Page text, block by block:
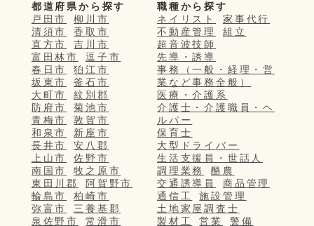
都道府県から探す
戸田市
柳川市
清須市
香取市
直方市
吉川市
富田林市
逗子市
春日市
狛江市
坂東市
釜石市
大町市
紋別郡
防府市
菊池市
青梅市
敦賀市
和泉市
新座市
長井市
安八郡
上山市
佐野市
南国市
牧之原市
東田川郡
阿賀野市
輪島市
柏崎市
弥富市
三養基郡
泉佐野市
常滑市
職種から探す
ネイリスト
家事代行
不動産管理
組立
超音波技師
先導・誘導
事務（一般・経理・営
業など事務全般）
医療・介護系
介護士・介護職員・ヘ
ルパー
保育士
大型ドライバー
生活支援員・世話人
調理業務
酪農
交通誘導員
商品管理
通信工
施設管理
土地家屋調査士
製材工
営業
警備